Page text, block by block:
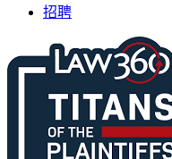
招聘